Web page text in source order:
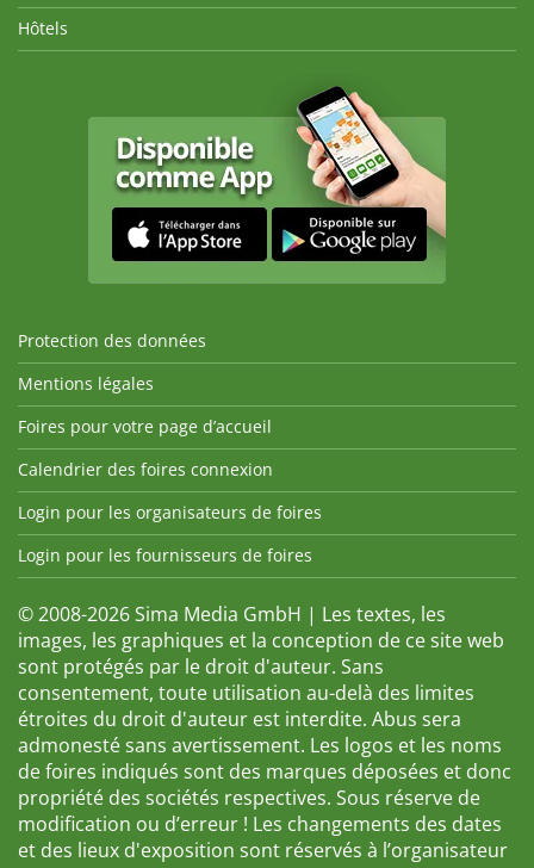
Hôtels
Protection des données
Mentions légales
Foires pour votre page d’accueil
Calendrier des foires connexion
Login pour les organisateurs de foires
Login pour les fournisseurs de foires
© 2008-2026 Sima Media GmbH | Les textes, les
images, les graphiques et la conception de ce site web
sont protégés par le droit d'auteur. Sans
consentement, toute utilisation au-delà des limites
étroites du droit d'auteur est interdite. Abus sera
admonesté sans avertissement. Les logos et les noms
de foires indiqués sont des marques déposées et donc
propriété des sociétés respectives. Sous réserve de
modification ou d’erreur ! Les changements des dates
et des lieux d'exposition sont réservés à l’organisateur